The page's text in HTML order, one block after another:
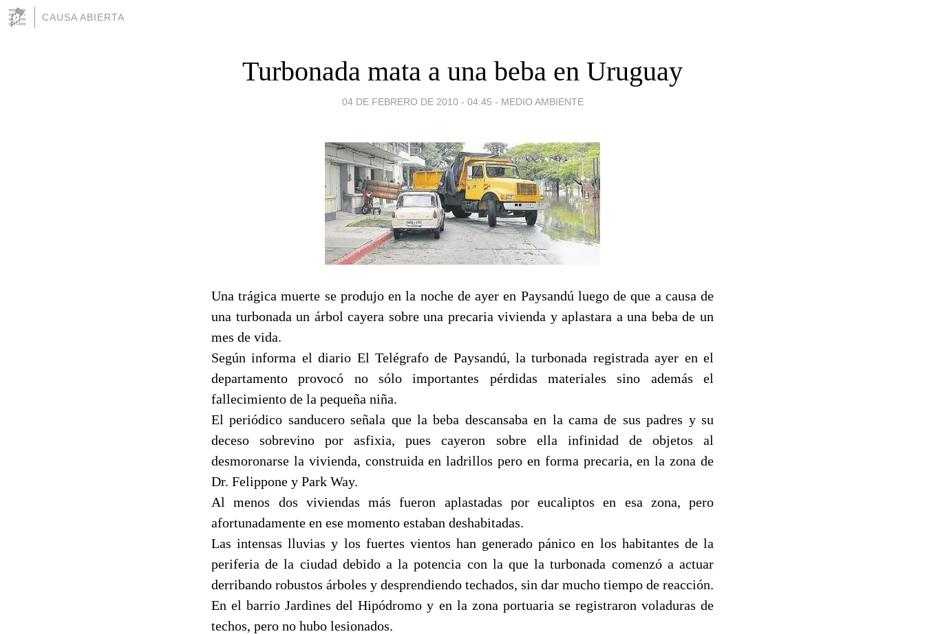
CAUSA ABIERTA
Turbonada mata a una beba en Uruguay
04 DE FEBRERO DE 2010 - 04:45 - MEDIO AMBIENTE
Una trágica muerte se produjo en la noche de ayer en Paysandú luego de que a causa de
una turbonada un árbol cayera sobre una precaria vivienda y aplastara a una beba de un
mes de vida.
Según informa el diario El Telégrafo de Paysandú, la turbonada registrada ayer en el
departamento provocó no sólo importantes pérdidas materiales sino además el
fallecimiento de la pequeña niña.
El periódico sanducero señala que la beba descansaba en la cama de sus padres y su
deceso sobrevino por asfixia, pues cayeron sobre ella infinidad de objetos al
desmoronarse la vivienda, construida en ladrillos pero en forma precaria, en la zona de
Dr. Felippone y Park Way.
Al menos dos viviendas más fueron aplastadas por eucaliptos en esa zona, pero
afortunadamente en ese momento estaban deshabitadas.
Las intensas lluvias y los fuertes vientos han generado pánico en los habitantes de la
periferia de la ciudad debido a la potencia con la que la turbonada comenzó a actuar
derribando robustos árboles y desprendiendo techados, sin dar mucho tiempo de reacción.
En el barrio Jardines del Hipódromo y en la zona portuaria se registraron voladuras de
techos, pero no hubo lesionados.